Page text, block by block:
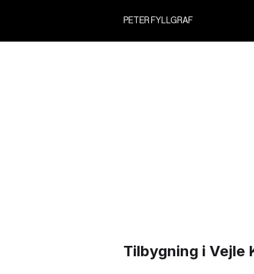
PETER FYLLGRAF
Tilbygning i Vejle